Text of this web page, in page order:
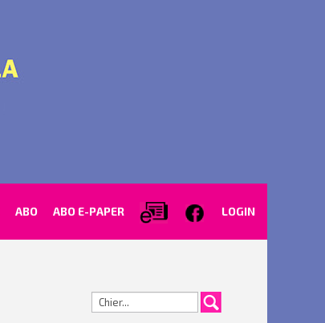
ABO ABO E-PAPER LOGIN
Cerca...